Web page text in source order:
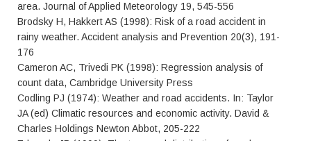
area. Journal of Applied Meteorology 19, 545-556
Brodsky H, Hakkert AS (1998): Risk of a road accident in
rainy weather. Accident analysis and Prevention 20(3), 191-
176
Cameron AC, Trivedi PK (1998): Regression analysis of
count data, Cambridge University Press
Codling PJ (1974): Weather and road accidents. In: Taylor
JA (ed) Climatic resources and economic activity. David &
Charles Holdings Newton Abbot, 205-222